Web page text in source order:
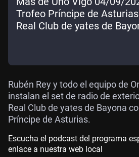
Trofeo Príncipe de
Real Club de yates de
Rubén Rey y todo el equipo de
instalan el set de radio de
Real Club de yates de Bayona
Príncipe de Asturias.
Escucha el podcast del programa
enlace a nuestra web local